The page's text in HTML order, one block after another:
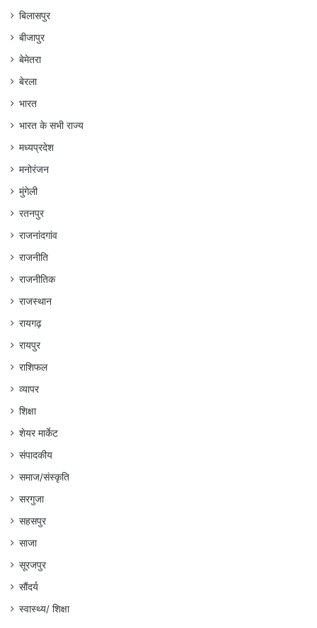
बिलासपुर
बीजापुर
बेमेतरा
बेरला
भारत
भारत के सभी राज्य
मध्यप्रदेश
मनोरंजन
मुंगेली
रतनपुर
राजनांदगांव
राजनीति
राजनीतिक
राजस्थान
रायगढ़
रायपुर
राशिफल
व्यापर
शिक्षा
शेयर मार्केट
संपादकीय
समाज/संस्कृति
सरगुजा
सहसपुर
साजा
सूरजपुर
सौंदर्य
स्वास्थ्य/ शिक्षा